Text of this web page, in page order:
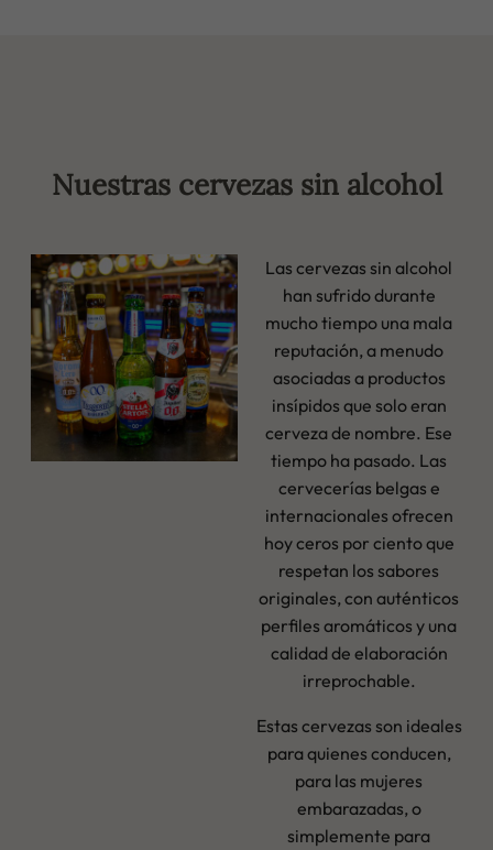
Nuestras cervezas sin alcohol
Las cervezas sin alcohol
han sufrido durante
mucho tiempo una mala
reputación, a menudo
asociadas a productos
insípidos que solo eran
cerveza de nombre. Ese
tiempo ha pasado. Las
cervecerías belgas e
internacionales ofrecen
hoy ceros por ciento que
respetan los sabores
originales, con auténticos
perfiles aromáticos y una
calidad de elaboración
irreprochable.
Estas cervezas son ideales
para quienes conducen,
para las mujeres
embarazadas, o
simplemente para